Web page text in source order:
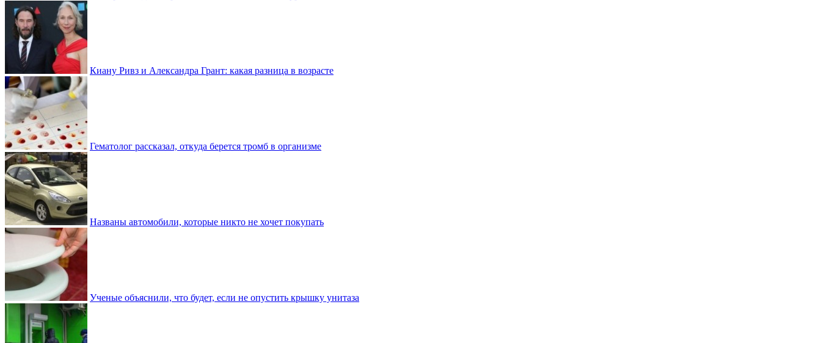
Киану Ривз и Александра Грант: какая разница в возрасте
Гематолог рассказал, откуда берется тромб в организме
Названы автомобили, которые никто не хочет покупать
Ученые объяснили, что будет, если не опустить крышку унитаза